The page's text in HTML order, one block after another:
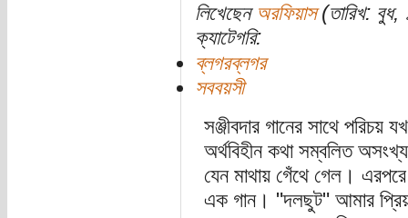
লিখেছেন অরফিয়াস(তারিখ: বুধ,
ক্যাটেগরি:
ব্লগরব্লগর
সববয়সী
সঞ্জীবদার গানের সাথে
অর্থবিহীন কথা সম্বলিত
যেন মাথায় গেঁথে গেল।
এক গান। "দলছুট" আমার প্রিয়